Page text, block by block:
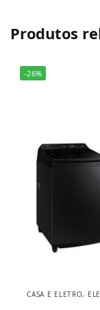
Produtos
-26%
CASA E ELETRO,